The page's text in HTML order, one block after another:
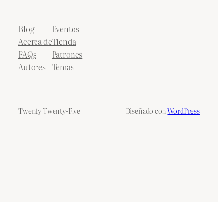
Blog
Acerca de
FAQs
Autores
Eventos
Tienda
Patrones
Temas
Twenty Twenty-Five Diseñado conWordPress